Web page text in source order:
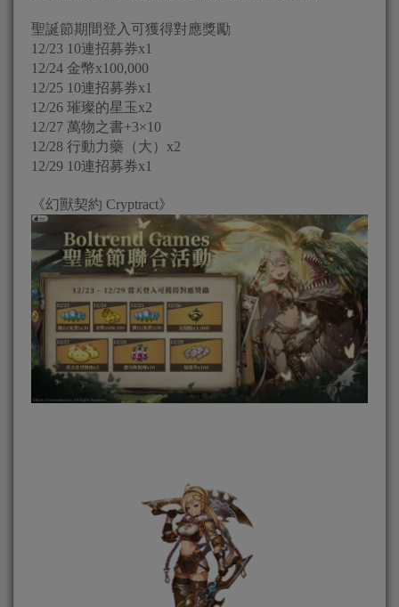
聖誕節期間登入可獲得對應獎勵
12/23 10連招募券x1
12/24 金幣x100,000
12/25 10連招募券x1
12/26 璀璨的星玉x2
12/27 萬物之書+3×10
12/28 行動力藥（大）x2
12/29 10連招募券x1
《幻獸契約 Cryptract》